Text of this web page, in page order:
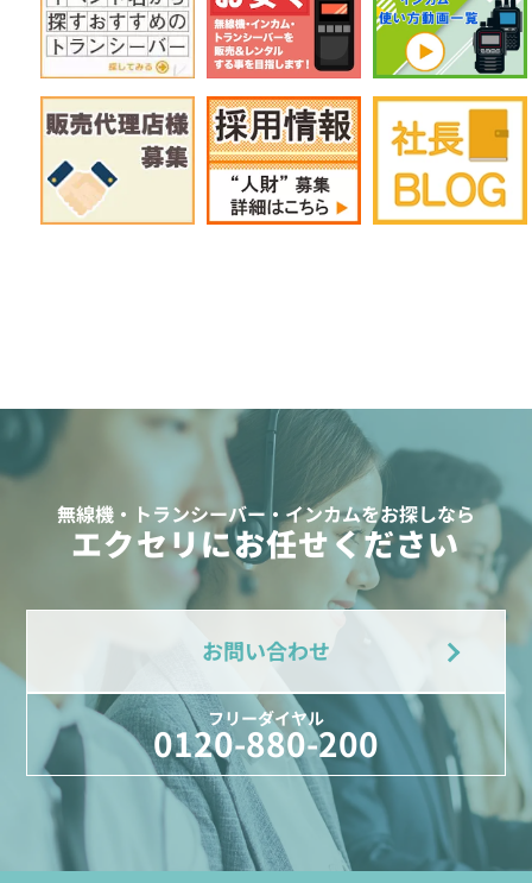
無線機・トランシーバー・インカムをお探しなら
エクセリにお任せください
お問い合わせ
フリーダイヤル
0120-880-200